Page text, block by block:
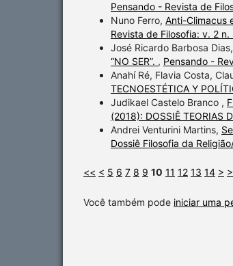
Pensando - Revista de
Nuno Ferro, Anti-Climacus
Revista de Filosofia: v. 2 n.
José Ricardo Barbosa Dias,
“NO SER”. , Pensando -
Anahí Ré, Flavia Costa,
TECNOESTÉTICA Y
Judikael Castelo Branco ,
(2018): DOSSIÊ TEORIAS
Andrei Venturini Martins,
Dossiê Filosofia da
<< < 5 6 7 8 9 10 11 12 13 14 >
Você também pode iniciar uma